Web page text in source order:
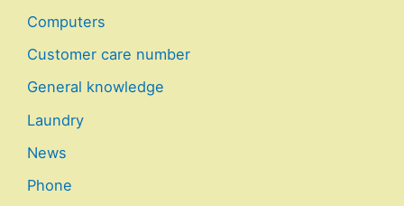
Computers
Customer care number
General knowledge
Laundry
News
Phone